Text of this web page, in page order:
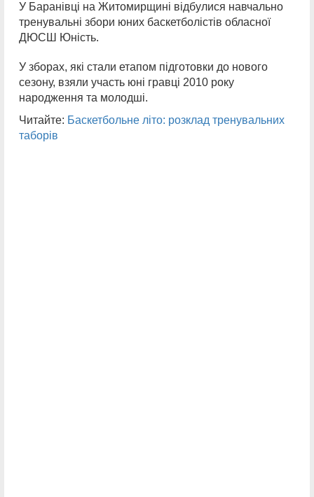
У Баранівці на Житомирщині відбулися навчально
тренувальні збори юних баскетболістів обласної
ДЮСШ Юність.
У зборах, які стали етапом підготовки до нового
сезону, взяли участь юні гравці 2010 року
народження та молодші.
Читайте: Баскетбольне літо: розклад тренувальних
таборів